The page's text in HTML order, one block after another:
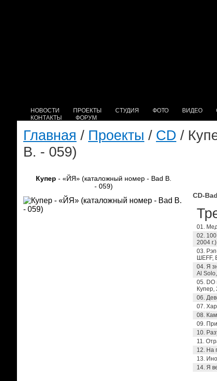
НОВОСТИ ПРОЕКТЫ СТУДИЯ ФОТО ВИДЕО
КОНТАКТЫ
ФОРУМ
Главная / Проекты / CD /
B. - 059)
Купер - «ЙЯ» (каталожный номер - Bad B.
- 059)
CD-
01.
02.
2004 г.)
03.
ШЕFF,
04. Я
Al
05. DO
Купер,
06.
07.
08.
09.
10.
11.
12. На
13.
14. Я